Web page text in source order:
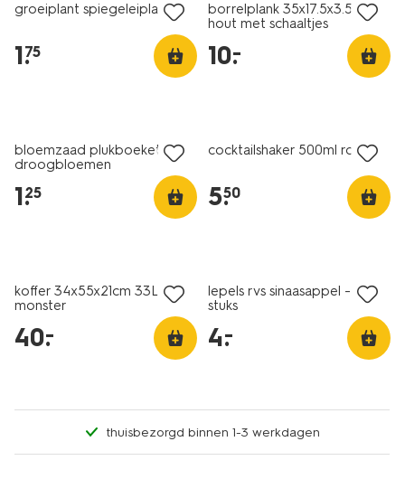
groeiplant spiegeleiplantje
1.
75
borrelplank 35x17.5x3.5cm
hout met schaaltjes
10.
–
bloemzaad plukboeket
droogbloemen
1.
25
cocktailshaker 500ml roze
5.
50
koffer 34x55x21cm 33L
monster
40.
–
lepels rvs sinaasappel - 3
stuks
4.
–
thuisbezorgd binnen 1-3 werkdagen